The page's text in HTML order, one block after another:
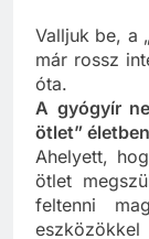
Valljuk be, a
már rossz
óta.
A gyógyír
ötlet”
Ahelyett,
ötlet
feltenni